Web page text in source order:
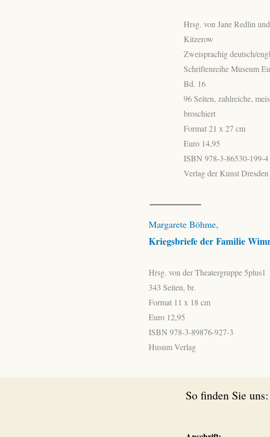
Hrsg. von Jane Redlin
Kitzerow
Zweisprachig deutsch/
Schriftenreihe Museum
Bd. 16
96 Seiten, zahlreiche,
broschiert
Format 21 x 27 cm
Euro 14,95
ISBN 978-3-86530-199-4
Verlag der Kunst Dresden
Margarete Böhme,
Kriegsbriefe der Familie
Hrsg. von der Theatergruppe 5plus1
343 Seiten, br.
Format 11 x 18 cm
Euro 12,95
ISBN 978-3-89876-927-3
Husum Verlag
So finden Sie uns: